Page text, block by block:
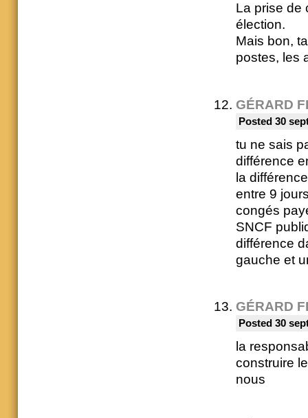
La prise de
élection.
Mais bon,
postes, les
GÉRARD
Posted 30
tu ne sais
différence
la
entre 9
congés
SNCF
différence
gauche et
GÉRARD
Posted 30
la
construire
nous